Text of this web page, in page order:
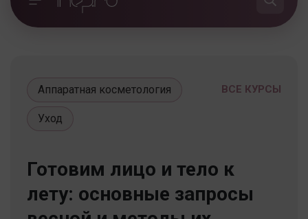
ВСЕ КУРСЫ
Аппаратная косметология
Уход
Готовим лицо и тело к
лету: основные запросы